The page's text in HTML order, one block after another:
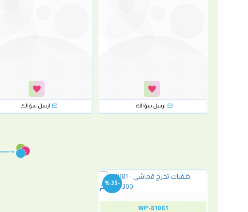
ارسل سؤالك ارسل سؤالك
-35 %
WP-81081